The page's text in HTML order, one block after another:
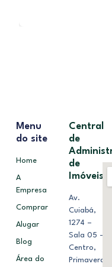
Menu
do site
Home
A
Empresa
Comprar
Alugar
Blog
Área do
Central
de
de
Imóveis
Av.
Cuiabá,
1274 –
Sala 05 –
Centro,
Primavera